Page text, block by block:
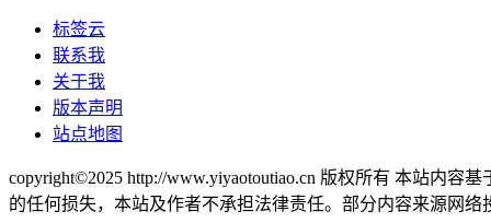
标签云
联系我
关于我
版本声明
站点地图
copyright©2025 http://www.yiyaotoutiao.cn 版权所有 本站内
的任何损失，本站及作者不承担法律责任。部分内容来源网络